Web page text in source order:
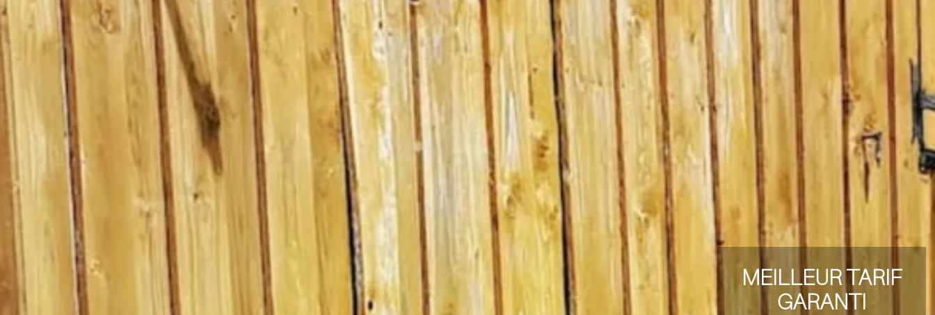
MEILLEUR TARIF
GARANTI